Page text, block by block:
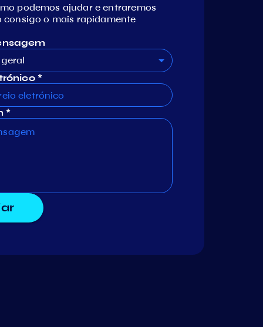
podemos ajudar e entraremos
consigo o mais rapidamente
*
*